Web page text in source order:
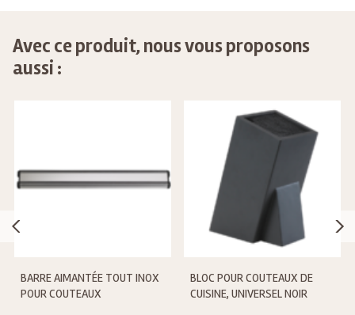
Avec ce produit, nous vous proposons
aussi :
BARRE AIMANTÉE TOUT INOX
POUR COUTEAUX
BLOC POUR COUTEAUX DE
CUISINE, UNIVERSEL NOIR